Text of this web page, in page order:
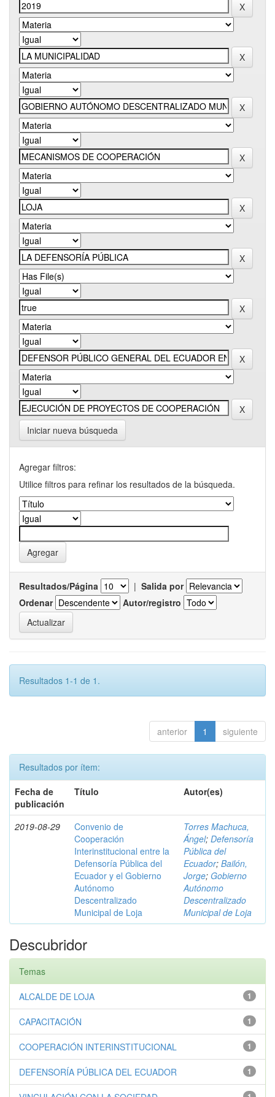
Iniciar nueva búsqueda
Agregar filtros:
Utilice filtros para refinar los resultados de la búsqueda.
Resultados/Página | Salida por
Ordenar
Autor/registro
Resultados 1-1 de 1.
anterior 1 siguiente
Resultados por ítem:
Fecha de
publicación
Título Autor(es)
2019-08-29
Convenio de
Cooperación
Interinstitucional entre la
Defensoría Pública del
Ecuador y el Gobierno
Autónomo
Descentralizado
Municipal de Loja
Torres Machuca,
Ángel; Defensoría
Pública del
Ecuador; Bailón,
Jorge; Gobierno
Autónomo
Descentralizado
Municipal de Loja
Descubridor
Temas
1
ALCALDE DE LOJA
1
CAPACITACIÓN
1
COOPERACIÓN INTERINSTITUCIONAL
1
DEFENSORÍA PÚBLICA DEL ECUADOR